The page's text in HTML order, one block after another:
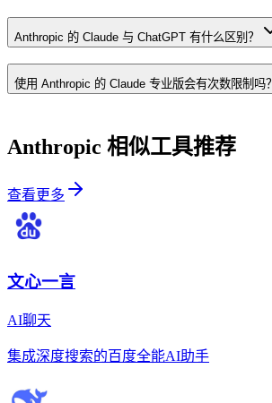
Anthropic 的 Claude 与 ChatGPT 有什么区别？
使用 Anthropic 的 Claude 专业版会有次数限制吗？
Anthropic 相似工具推荐
查看更多
文心一言
AI聊天
集成深度搜索的百度全能AI助手